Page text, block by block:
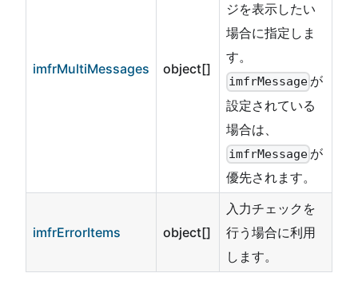
imfrMultiMessages object[]
ジを表示したい
場合に指定しま
す。
imfrMessage が
設定されている
場合は、
imfrMessage が
優先されます。
imfrErrorItems object[]
入力チェックを
行う場合に利用
します。